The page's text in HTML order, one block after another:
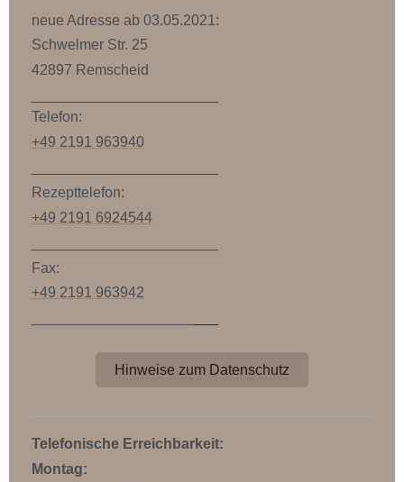
neue Adresse ab 03.05.2021:
Schwelmer Str. 25
42897 Remscheid
Telefon:
+49 2191 963940
Rezepttelefon:
+49 2191 6924544
Fax:
+49 2191 963942
Hinweise zum Datenschutz
Telefonische Erreichbarkeit:
Montag: